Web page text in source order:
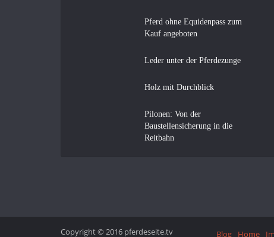
Pferd ohne Equidenpass zum
Kauf angeboten
Leder unter der Pferdezunge
Holz mit Durchblick
Pilonen: Von der
Baustellensicherung in die
Reitbahn
Copyright © 2016 pferdeseite.tv Blog Home